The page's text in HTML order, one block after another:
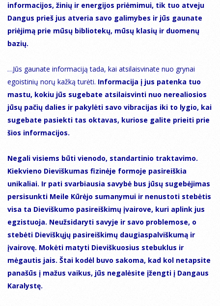
informacijos, žinių ir energijos priėmimui, tik tuo atveju
Dangus prieš jus atveria savo galimybes ir jūs gaunate
priėjimą prie mūsų bibliotekų, mūsų klasių ir duomenų
bazių.
…Jūs gaunate informaciją tada, kai atsilaisvinate nuo grynai
egoistinių norų kažką turėti. Informacija į jus patenka tuo
mastu, kokiu jūs sugebate atsilaisvinti nuo nerealiosios
jūsų pačių dalies ir pakylėti savo vibracijas iki to lygio, kai
sugebate pasiekti tas oktavas, kuriose galite prieiti prie
šios informacijos.
Negali visiems būti vienodo, standartinio traktavimo.
Kiekvieno Dieviškumas fizinėje formoje pasireiškia
unikaliai. Ir pati svarbiausia savybė bus jūsų sugebėjimas
persisunkti Meile Kūrėjo sumanymui ir nenustoti stebėtis
visa ta Dieviškumo pasireiškimų įvairove, kuri aplink jus
egzistuoja. Neužsidaryti savyje ir savo problemose, o
stebėti Dieviškųjų pasireiškimų daugiaspalviškumą ir
įvairovę. Mokėti matyti Dieviškuosius stebuklus ir
mėgautis jais. Štai kodėl buvo sakoma, kad kol netapsite
panašūs į mažus vaikus, jūs negalėsite įžengti į Dangaus
Karalystę.